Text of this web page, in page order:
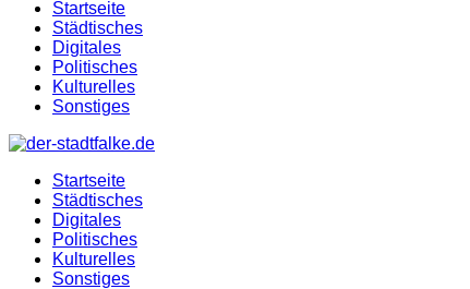
Startseite
Städtisches
Digitales
Politisches
Kulturelles
Sonstiges
Startseite
Städtisches
Digitales
Politisches
Kulturelles
Sonstiges